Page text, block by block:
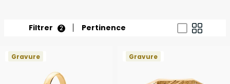
Filtrer 2 Pertinence
Gravure Gravure